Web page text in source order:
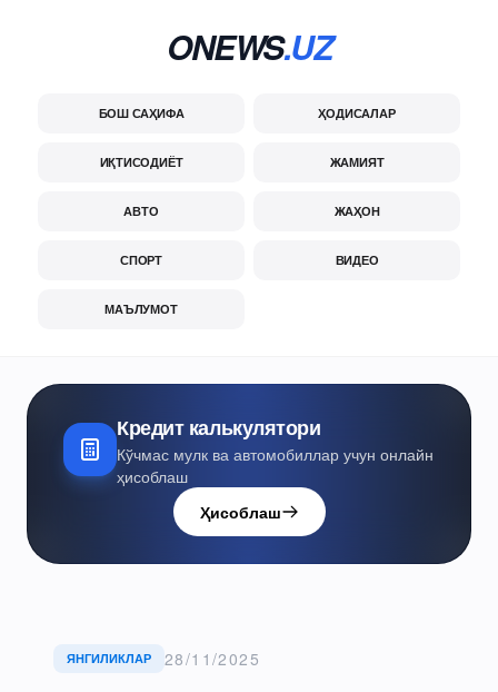
ONEWS.UZ
БОШ САҲИФА ҲОДИСАЛАР
ИҚТИСОДИЁТ ЖАМИЯТ
АВТО ЖАҲОН
СПОРТ ВИДЕО
МАЪЛУМОТ
Кредит калькулятори
Кўчмас мулк ва автомобиллар учун онлайн
ҳисоблаш
Ҳисоблаш
ЯНГИЛИКЛАР 28/11/2025